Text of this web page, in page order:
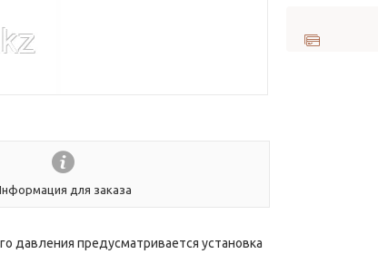
для заказа
давления предусматривается установка